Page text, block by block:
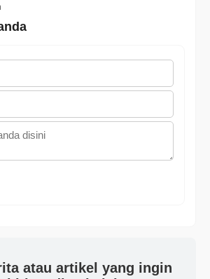
atau artikel yang ingin